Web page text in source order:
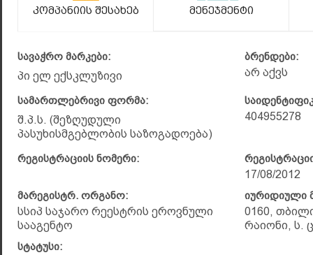
Კომპანიის Შესახებ Მენეჯმენტი
სავაჭრო მარკები:
პი ელ ექსკლუზივი
ბრენდები:
არ აქვს
სამართლებრივი ფორმა:
შ.პ.ს. (შეზღუდული
პასუხისმგებლობის საზოგადოება)
404955278
რეგისტრაციის ნომერი:
17/08/2012
მარეგისტრ. ორგანო:
სსიპ საჯარო რეესტრის ეროვნული
სააგენტო
იურიდიული
0160,
რაიონი, ს.
სტატუსი: